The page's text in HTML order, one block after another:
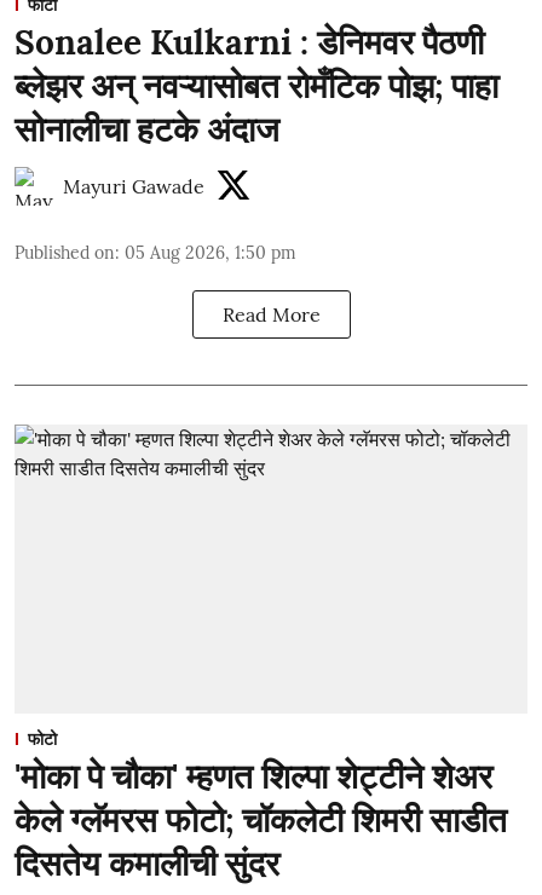
फोटो
Sonalee Kulkarni : डेनिमवर पैठणी
ब्लेझर अन् नवऱ्यासोबत रोमँटिक पोझ; पाहा
सोनालीचा हटके अंदाज
Mayuri Gawade
Published on: 05 Aug 2026, 1:50 pm
Read More
फोटो
'मोका पे चौका' म्हणत शिल्पा शेट्टीने शेअर
केले ग्लॅमरस फोटो; चॉकलेटी शिमरी साडीत
दिसतेय कमालीची सुंदर